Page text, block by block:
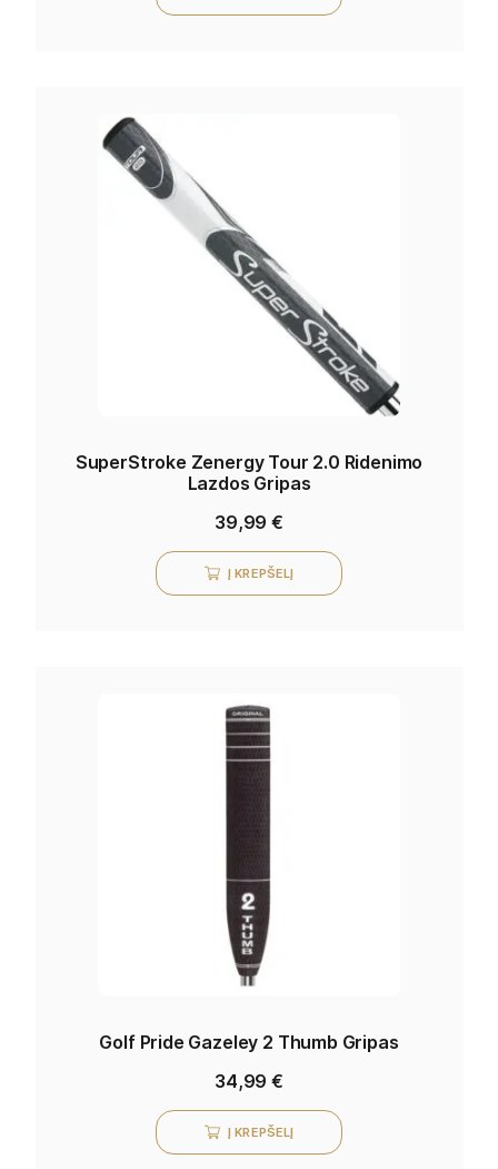
SuperStroke Zenergy Tour 2.0 Ridenimo
Lazdos Gripas
39,99€
Į KREPŠELĮ
Golf Pride Gazeley 2 Thumb Gripas
34,99€
Į KREPŠELĮ